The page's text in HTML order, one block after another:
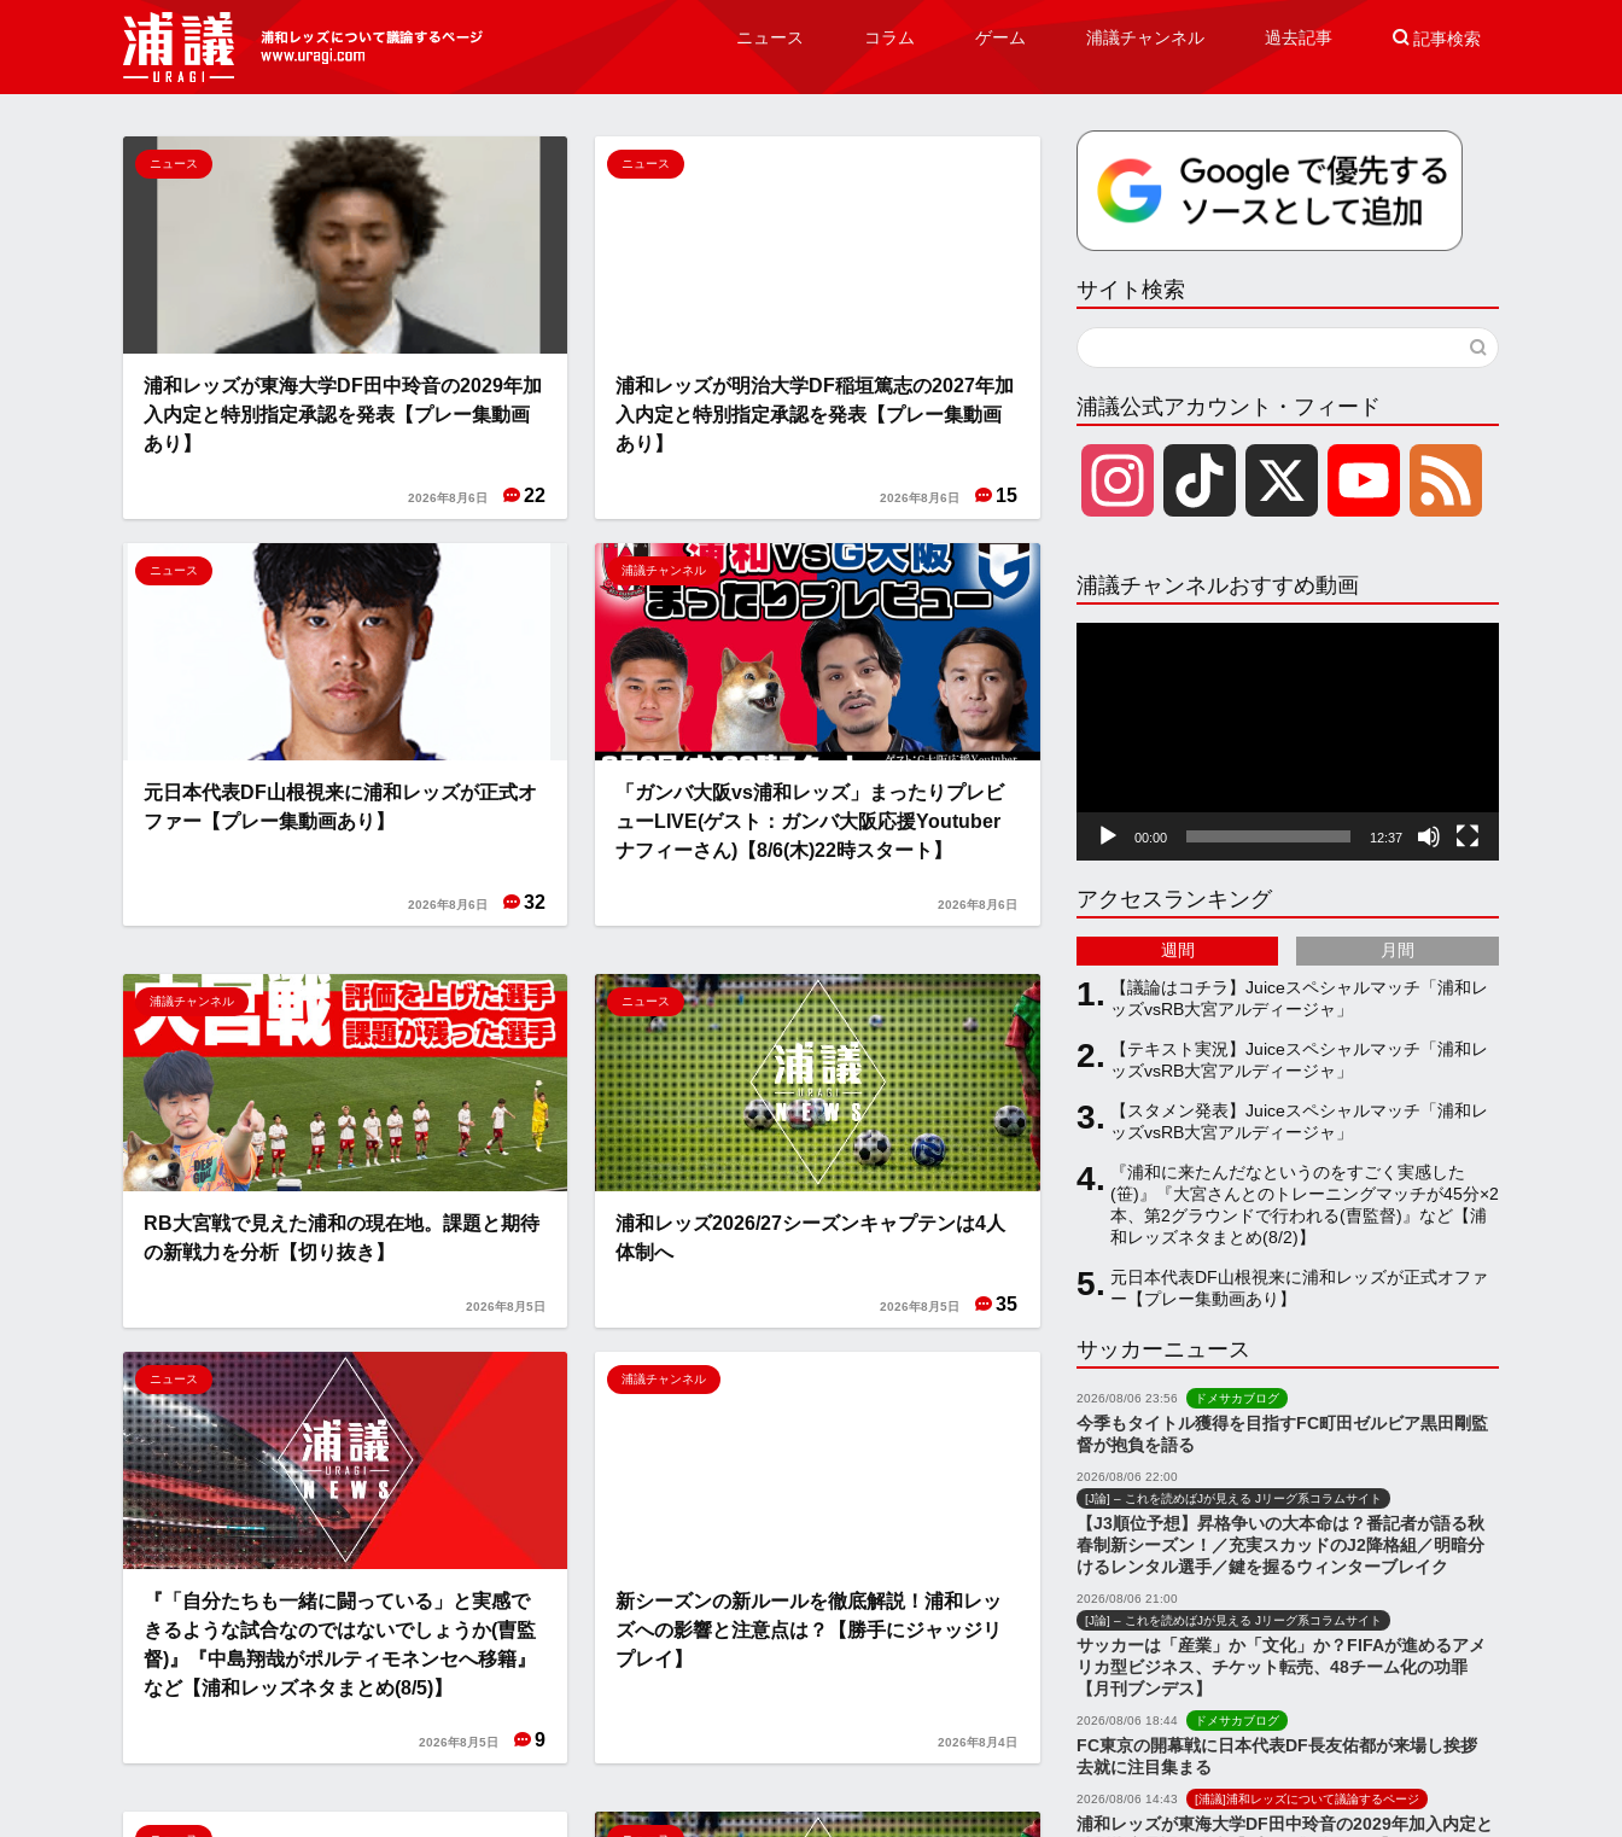
[浦議]浦和レッズについて議論するペ
ニュース コラム ゲーム 浦議チャンネル 過去記事  記事検索
ニュース
浦和レッズが東海大学DF田中玲音の2029年加
入内定と特別指定承認を発表【プレー集動画
あり】
2026年8月6日 22
ニュース
浦和レッズが明治大学DF稲垣篤志の2027年加
入内定と特別指定承認を発表【プレー集動画
あり】
2026年8月6日 15
ニュース
元日本代表DF山根視来に浦和レッズが正式オ
ファー【プレー集動画あり】
2026年8月6日 32
浦議チャンネル
「ガンバ大阪vs浦和レッズ」まったりプレビ
ューLIVE(ゲスト：ガンバ大阪応援Youtuber
ナフィーさん)【8/6(木)22時スタート】
2026年8月6日
浦議チャンネル
RB大宮戦で見えた浦和の現在地。課題と期待
の新戦力を分析【切り抜き】
2026年8月5日
ニュース
浦和レッズ2026/27シーズンキャプテンは4人
体制へ
2026年8月5日 35
ニュース
『「自分たちも一緒に闘っている」と実感で
きるような試合なのではないでしょうか(曺監
督)』『中島翔哉がポルティモネンセへ移籍』
など【浦和レッズネタまとめ(8/5)】
2026年8月5日 9
浦議チャンネル
新シーズンの新ルールを徹底解説！浦和レッ
ズへの影響と注意点は？【勝手にジャッジリ
プレイ】
2026年8月4日
サイト検索
浦議公式アカウント・フィード
s
g
r
a
m
k
k
u
b
e
C
h
n
n
l
e
浦議チャンネルおすすめ動画
00:00 12:37
アクセスランキング
週間 月間
【議論はコチラ】Juiceスペシャルマッチ「浦和レ
ッズvsRB大宮アルディージャ」
【テキスト実況】Juiceスペシャルマッチ「浦和レ
ッズvsRB大宮アルディージャ」
【スタメン発表】Juiceスペシャルマッチ「浦和レ
ッズvsRB大宮アルディージャ」
『浦和に来たんだなというのをすごく実感した
(笹)』『大宮さんとのトレーニングマッチが45分×2
本、第2グラウンドで行われる(曺監督)』など【浦
和レッズネタまとめ(8/2)】
元日本代表DF山根視来に浦和レッズが正式オファ
ー【プレー集動画あり】
サッカーニュース
2026/08/06 23:56 ドメサカブログ
今季もタイトル獲得を目指すFC町田ゼルビア黒田剛監
督が抱負を語る
2026/08/06 22:00
[J論] – これを読めばJが見える Jリーグ系コラムサイト
【J3順位予想】昇格争いの大本命は？番記者が語る秋
春制新シーズン！／充実スカッドのJ2降格組／明暗分
けるレンタル選手／鍵を握るウィンターブレイク
2026/08/06 21:00
[J論] – これを読めばJが見える Jリーグ系コラムサイト
サッカーは「産業」か「文化」か？FIFAが進めるアメ
リカ型ビジネス、チケット転売、48チーム化の功罪
【月刊ブンデス】
2026/08/06 18:44 ドメサカブログ
FC東京の開幕戦に日本代表DF長友佑都が来場し挨拶
去就に注目集まる
2026/08/06 14:43 [浦議]浦和レッズについて議論するページ
浦和レッズが東海大学DF田中玲音の2029年加入内定と